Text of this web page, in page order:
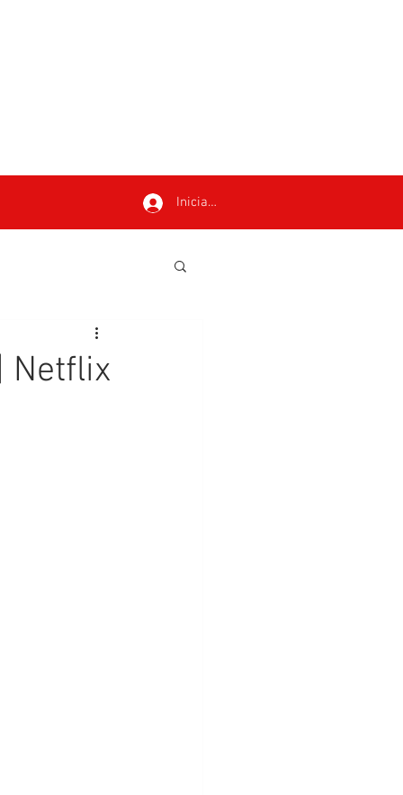
Iniciar sesión
Netflix